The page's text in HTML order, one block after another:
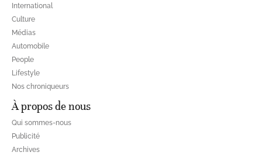
International
Culture
Médias
Automobile
People
Lifestyle
Nos chroniqueurs
À propos de nous
Qui sommes-nous
Publicité
Archives